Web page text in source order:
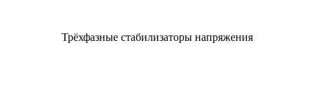
Трёхфазные стабилизаторы напряжения